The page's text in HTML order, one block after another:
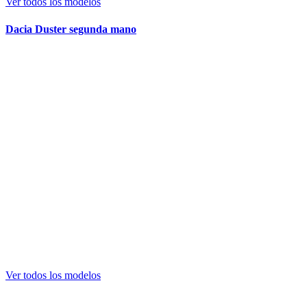
Dacia Duster segunda mano
Ver todos los modelos